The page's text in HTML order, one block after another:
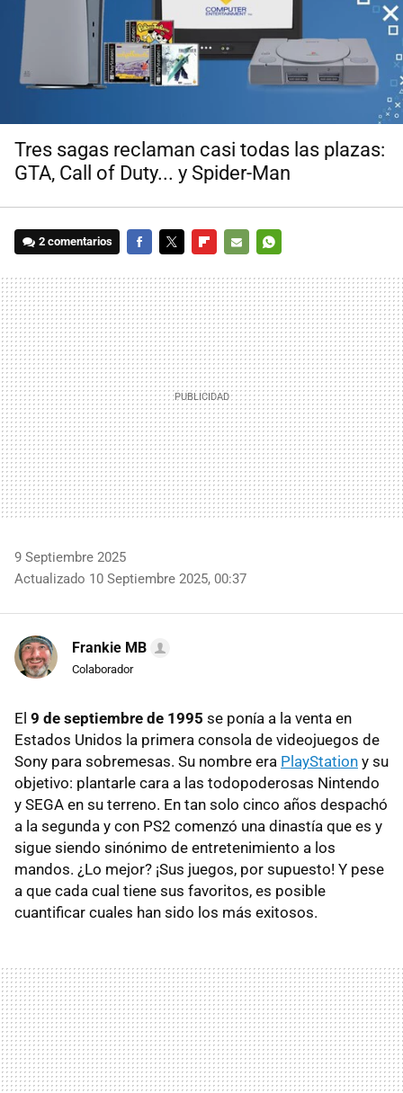
Tres sagas reclaman casi todas las plazas:
GTA, Call of Duty... y Spider-Man
2 comentarios
MAIL
9 Septiembre 2025
Actualizado 10 Septiembre 2025, 00:37
Frankie MB
Colaborador
El 9 de septiembre de 1995 se ponía a la venta en
Estados Unidos la primera consola de videojuegos de
Sony para sobremesas. Su nombre era PlayStation y su
objetivo: plantarle cara a las todopoderosas Nintendo
y SEGA en su terreno. En tan solo cinco años despachó
a la segunda y con PS2 comenzó una dinastía que es y
sigue siendo sinónimo de entretenimiento a los
mandos. ¿Lo mejor? ¡Sus juegos, por supuesto! Y pese
a que cada cual tiene sus favoritos, es posible
cuantificar cuales han sido los más exitosos.